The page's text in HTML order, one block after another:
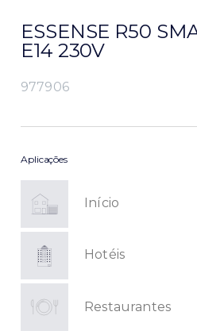
ESSENSE R50
E14 230V
977906
Aplicações
Início
Hotéis
Restaurantes